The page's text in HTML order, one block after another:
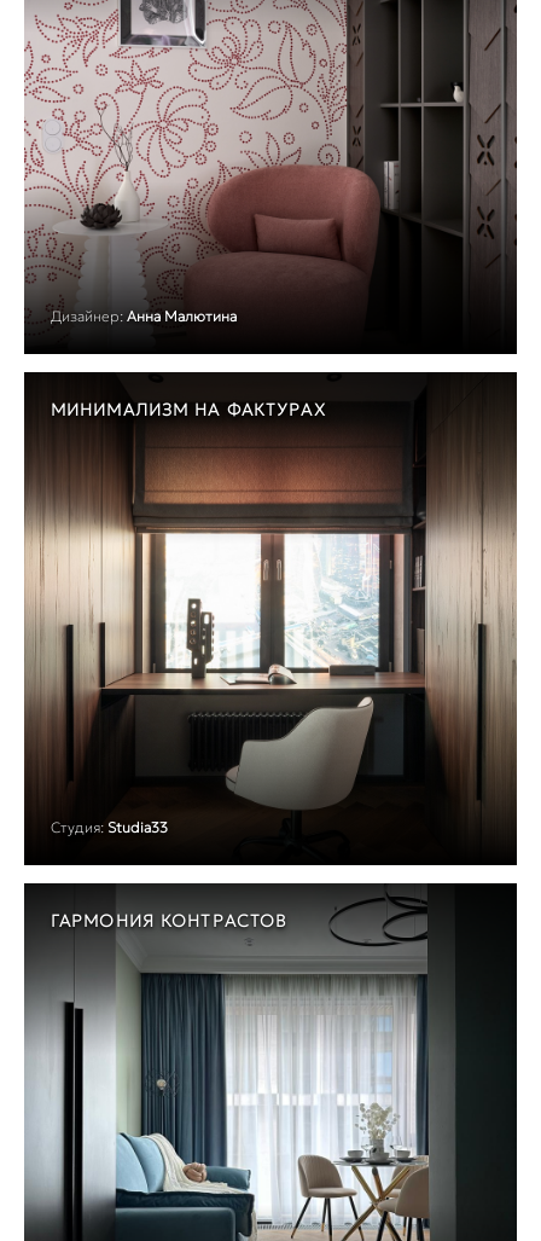
Дизайнер: Анна Малютина
МИНИМАЛИЗМ НА ФАКТУРАХ
Студия: Studia33
ГАРМОНИЯ КОНТРАСТОВ